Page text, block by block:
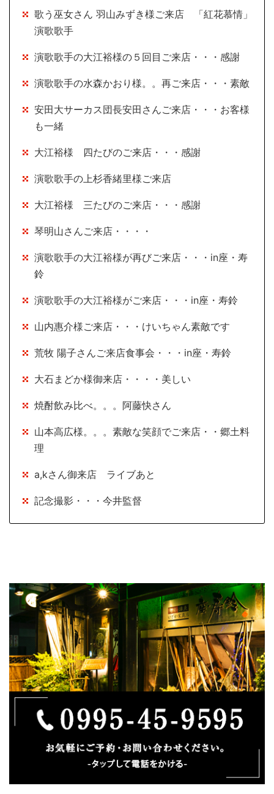
歌う巫女さん 羽山みずき様ご来店 「紅花慕情」
演歌歌手
演歌歌手の大江裕様の５回目ご来店・・・感謝
演歌歌手の水森かおり様。。再ご来店・・・素敵
安田大サーカス団長安田さんご来店・・・お客様
も一緒
大江裕様 四たびのご来店・・・感謝
演歌歌手の上杉香緒里様ご来店
大江裕様 三たびのご来店・・・感謝
琴明山さんご来店・・・・
演歌歌手の大江裕様が再びご来店・・・in座・寿
鈴
演歌歌手の大江裕様がご来店・・・in座・寿鈴
山内惠介様ご来店・・・けいちゃん素敵です
荒牧 陽子さんご来店食事会・・・in座・寿鈴
大石まどか様御来店・・・・美しい
焼酎飲み比べ。。。阿藤快さん
山本高広様。。。素敵な笑顔でご来店・・郷土料
理
a,kさん御来店 ライブあと
記念撮影・・・今井監督